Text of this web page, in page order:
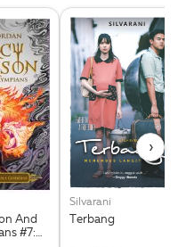
And
#7:
Silvarani
Terbang
›